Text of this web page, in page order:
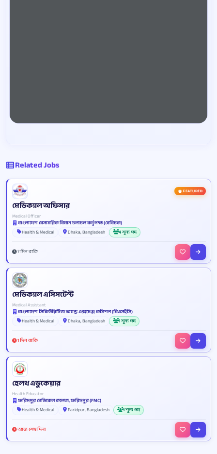
Related Jobs
FEATURED
মেডিক্যাল অফিসার
Medical Officer
বাংলাদেশ বেসামরিক বিমান চলাচল কর্তৃপক্ষ (বেবিচক)
Health & Medical
Dhaka, Bangladesh 4 শূন্য পদ
7 দিন বাকি
মেডিক্যাল এসিসটেন্ট
Medical Assistant
বাংলাদেশ সিকিউরিটিজ অ্যান্ড এক্সচেঞ্জ কমিশন (বিএসইসি)
Health & Medical
Dhaka, Bangladesh 1 শূন্য পদ
1 দিন বাকি
হেলথ এডুকেয়ার
Health Educator
ফরিদপুর মেডিকেল কলেজ, ফরিদপুর (FMC)
Health & Medical
Faridpur, Bangladesh 1 শূন্য পদ
আজ শেষ দিন!